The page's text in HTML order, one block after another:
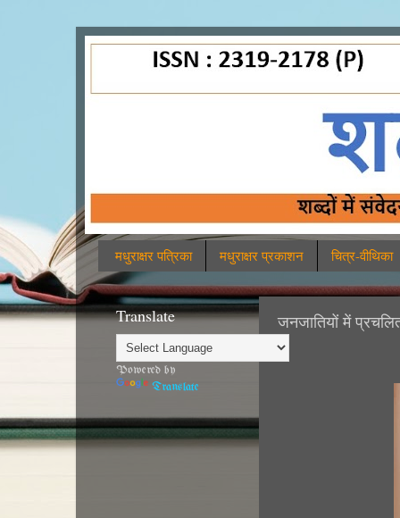
मधुराक्षर पत्रिका मधुराक्षर प्रकाशन चित्र-वीथिका
जनजातियों में
Translate
Powered by
Translate